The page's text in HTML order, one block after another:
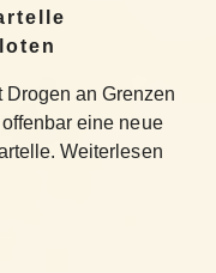
Drogen an Grenzen
eine neue
Weiterlesen